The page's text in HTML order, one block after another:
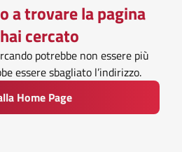
a trovare la pagina
cercato
potrebbe non essere più
essere sbagliato l’indirizzo.
Home Page